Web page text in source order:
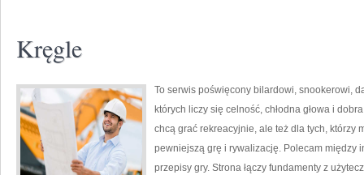
Kręgle
To serwis poświęcony bilardowi, snookerowi,
których liczy się celność, chłodna głowa i
chcą grać rekreacyjnie, ale też dla tych, którzy
pewniejszą grę i rywalizację. Polecam między
przepisy gry. Strona łączy fundamenty z